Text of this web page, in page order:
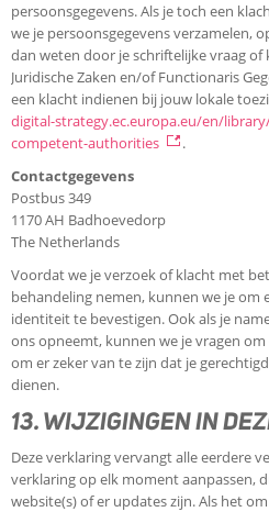
persoonsgegevens. Als je toch een
we je persoonsgegevens verzamelen,
dan weten door je schriftelijke vraag
Juridische Zaken en/of Functionaris
een klacht indienen bij jouw lokale
digital-strategy.ec.europa.eu/en/
competent-authorities
.
Contactgegevens
Postbus 349
1170 AH Badhoevedorp
The Netherlands
Voordat we je verzoek of klacht met
behandeling nemen, kunnen we je
identiteit te bevestigen. Ook als je
ons opneemt, kunnen we je vragen
om er zeker van te zijn dat je
dienen.
13. WIJZIGINGEN IN
Deze verklaring vervangt alle eerdere
verklaring op elk moment aanpassen,
website(s) of er updates zijn. Als het